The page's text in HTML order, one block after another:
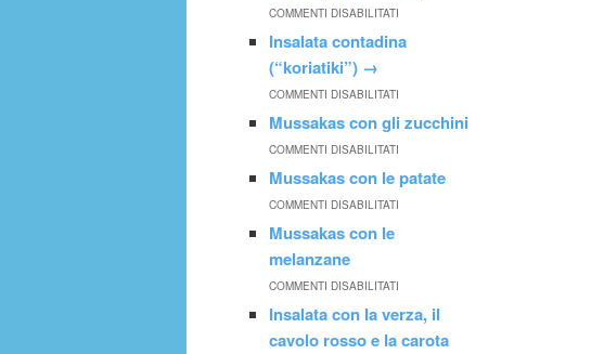
COMMENTI DISABILITATI
Insalata contadina
(“koriatiki”) →
COMMENTI DISABILITATI
Mussakas con gli zucchini
COMMENTI DISABILITATI
Mussakas con le patate
COMMENTI DISABILITATI
Mussakas con le
melanzane
COMMENTI DISABILITATI
Insalata con la verza, il
cavolo rosso e la carota